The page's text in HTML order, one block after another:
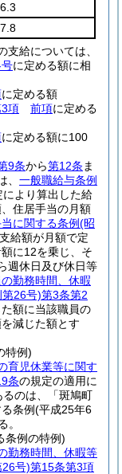
給については、
に定める額に相
に定める額
項 前項に定める
に定める額に100
9条から第12条 ま
一般職給与条例
により算出した給
住居手当の月額
に関する条例(昭
給額が月額で定
に12を乗じ、そ
週休日及び休日等
勤務時間、休暇
26号)第3条第2
額に当該職員の
減じた額とす
特例)
育児休業等に関す
条の規定の適用に
のは、「斑鳩町
条例(平成25年6
。
条例の特例)
勤務時間、休暇等
号)第15条第3項